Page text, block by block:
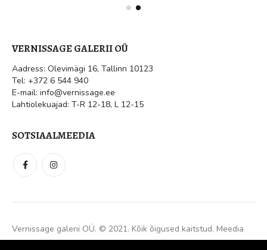
VERNISSAGE GALERII OÜ
Aadress: Olevimägi 16, Tallinn 10123
Tel: +372 6 544 940
E-mail: info@vernissage.ee
Lahtiolekuajad: T-R 12-18, L 12-15
SOTSIAALMEEDIA
Vernissage galerii OÜ. © 2021. Kõik õigused kaitstud. Meedia
Disain